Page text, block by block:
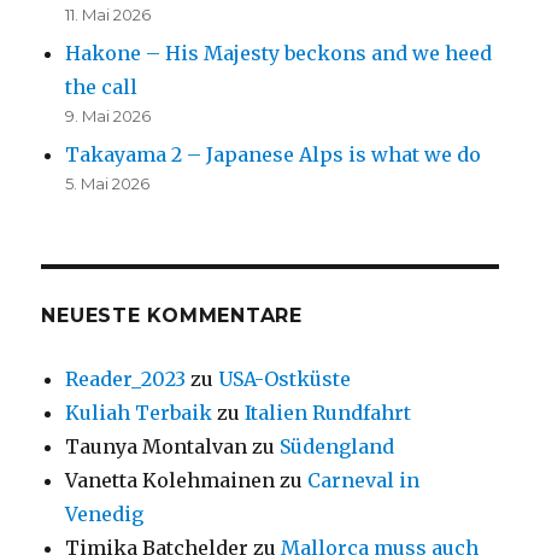
11. Mai 2026
Hakone – His Majesty beckons and we heed
the call
9. Mai 2026
Takayama 2 – Japanese Alps is what we do
5. Mai 2026
NEUESTE KOMMENTARE
Reader_2023 zuUSA-Ostküste
Kuliah Terbaik zuItalien Rundfahrt
Taunya Montalvan zu Südengland
Vanetta Kolehmainen zu Carneval in
Venedig
Timika Batchelder zuMallorca muss auch